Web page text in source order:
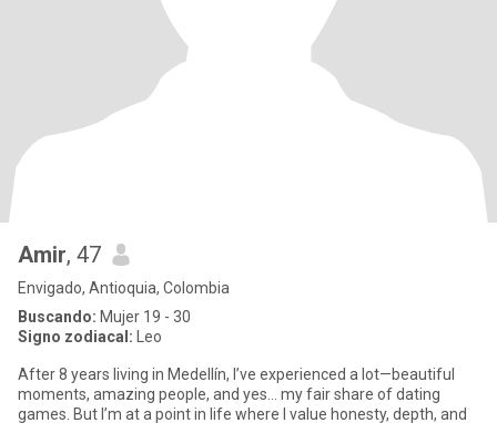
Amir, 47
Envigado, Antioquia, Colombia
Buscando: Mujer 19 - 30
Signo zodiacal: Leo
After 8 years living in Medellín, I’ve experienced a lot—beautiful
moments, amazing people, and yes… my fair share of dating
games. But I’m at a point in life where I value honesty, depth, and